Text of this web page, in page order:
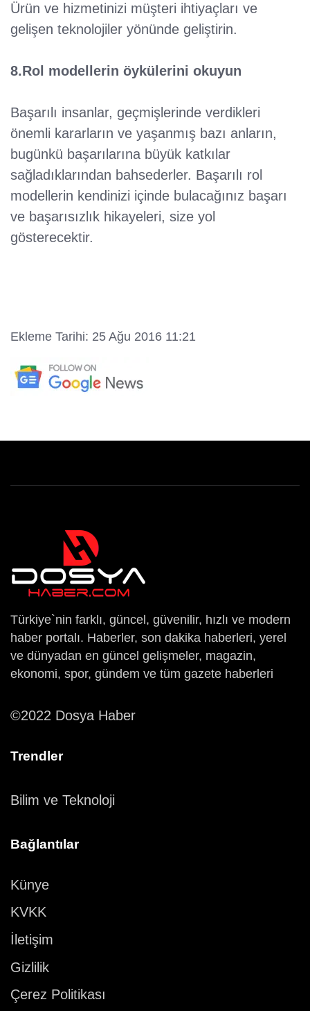
Ürün ve hizmetinizi müşteri ihtiyaçları ve
gelişen teknolojiler yönünde geliştirin.
8.Rol modellerin öykülerini okuyun
Başarılı insanlar, geçmişlerinde verdikleri
önemli kararların ve yaşanmış bazı anların,
bugünkü başarılarına büyük katkılar
sağladıklarından bahsederler. Başarılı rol
modellerin kendinizi içinde bulacağınız başarı
ve başarısızlık hikayeleri, size yol
gösterecektir.
Ekleme Tarihi: 25 Ağu 2016 11:21
Türkiye`nin farklı, güncel, güvenilir, hızlı ve modern
haber portalı. Haberler, son dakika haberleri, yerel
ve dünyadan en güncel gelişmeler, magazin,
ekonomi, spor, gündem ve tüm gazete haberleri
©2022 Dosya Haber
Trendler
Bilim ve Teknoloji
Bağlantılar
Künye
KVKK
İletişim
Gizlilik
Çerez Politikası